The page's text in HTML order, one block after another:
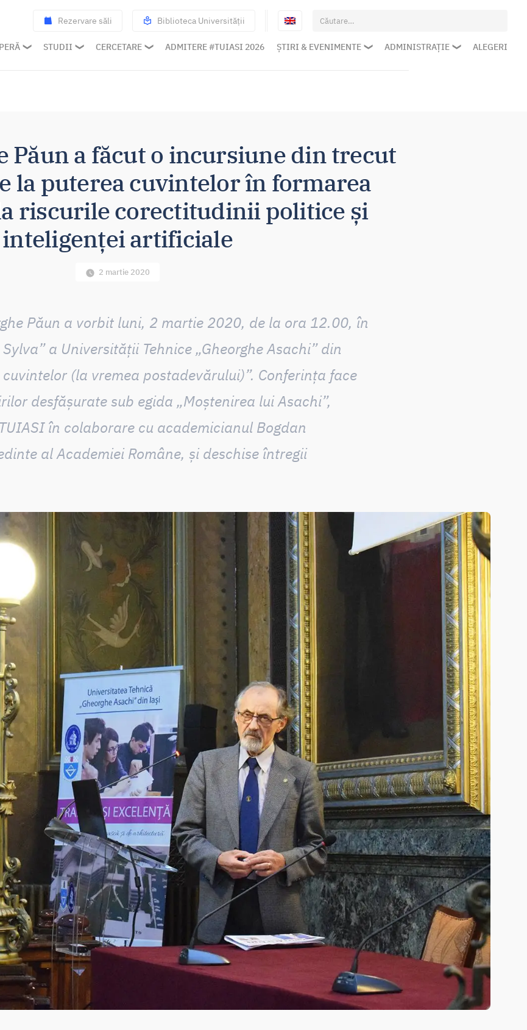
Rezervare săli Biblioteca Universității
Caută
după:
STUDII CERCETARE ADMITERE #TUIASI 2026 ȘTIRI & EVENIMENTE ADMINISTRAȚIE ALEGERI
Păun a făcut o incursiune din trecut
la puterea cuvintelor în formarea
riscurile corectitudinii politice și
inteligenței artificiale
2 martie 2020
Păun a vorbit luni, 2 martie 2020, de la ora 12.00, în
a Universității Tehnice „Gheorghe Asachi” din
(la vremea postadevărului)”. Conferința face
desfășurate sub egida „Moștenirea lui Asachi”,
în colaborare cu academicianul Bogdan
al Academiei Române, și deschise întregii